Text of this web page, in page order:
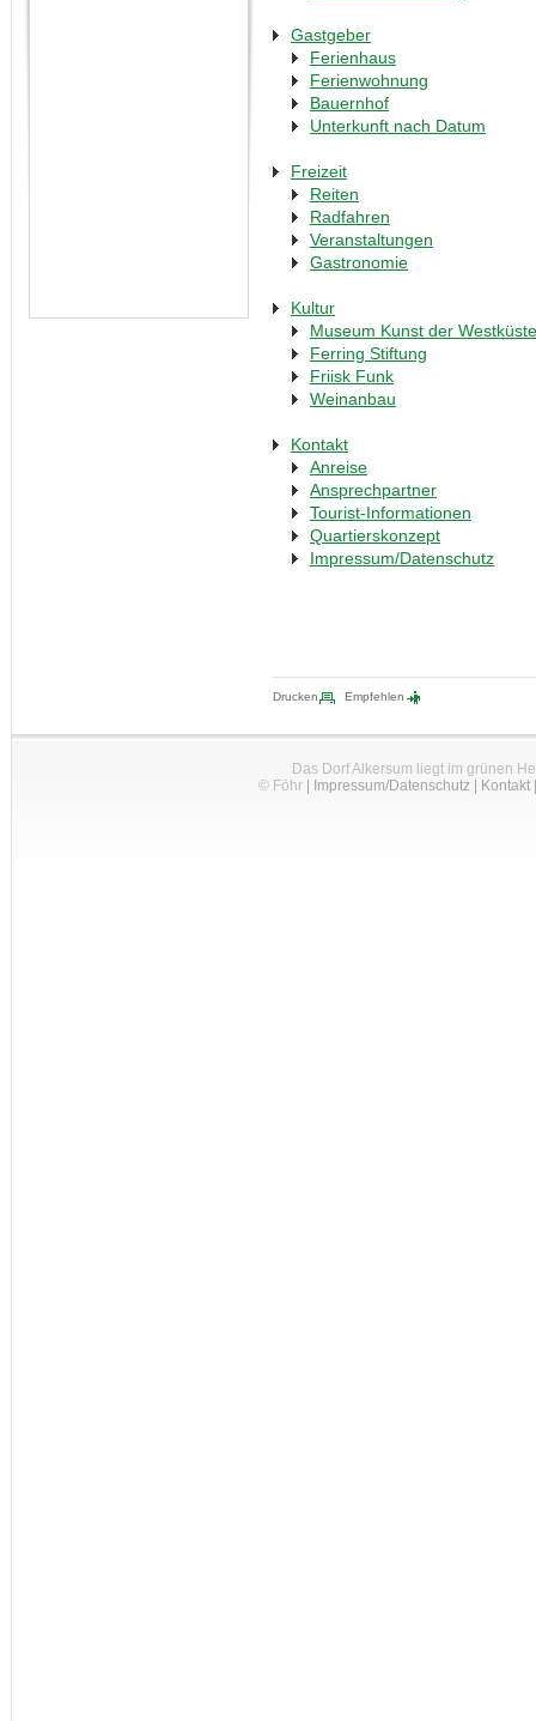
Gastgeber
Ferienhaus
Ferienwohnung
Bauernhof
Unterkunft nach Datum
Freizeit
Reiten
Radfahren
Veranstaltungen
Gastronomie
Kultur
Museum Kunst der Westküste
Ferring Stiftung
Friisk Funk
Weinanbau
Kontakt
Anreise
Ansprechpartner
Tourist-Informationen
Quartierskonzept
Impressum/Datenschutz
Drucken Empfehlen
Das Dorf Alkersum liegt im grünen
© Föhr| Impressum/Datenschutz| Kontakt